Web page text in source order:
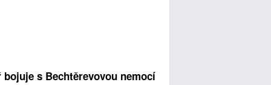
s Bechtěrevovou nemocí